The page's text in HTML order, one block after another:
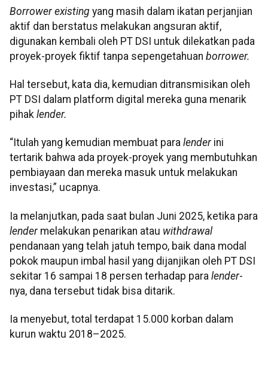
Borrower existing yang masih dalam ikatan perjanjian
aktif dan berstatus melakukan angsuran aktif,
digunakan kembali oleh PT DSI untuk dilekatkan pada
proyek-proyek fiktif tanpa sepengetahuan borrower.
Hal tersebut, kata dia, kemudian ditransmisikan oleh
PT DSI dalam platform digital mereka guna menarik
pihak lender.
“Itulah yang kemudian membuat para lenderini
tertarik bahwa ada proyek-proyek yang membutuhkan
pembiayaan dan mereka masuk untuk melakukan
investasi,” ucapnya.
Ia melanjutkan, pada saat bulan Juni 2025, ketika para
lendermelakukan penarikan atau withdrawal
pendanaan yang telah jatuh tempo, baik dana modal
pokok maupun imbal hasil yang dijanjikan oleh PT DSI
sekitar 16 sampai 18 persen terhadap para lender-
nya, dana tersebut tidak bisa ditarik.
Ia menyebut, total terdapat 15.000 korban dalam
kurun waktu 2018–2025.